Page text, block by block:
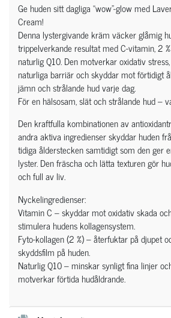
Ge huden sitt dagliga “wow”-glow med
Cream!
Denna lystergivande kräm väcker glåmig
trippelverkande resultat med C-vitamin, 2
naturlig Q10. Den motverkar oxidativ
naturliga barriär och skyddar mot förtidigt
jämn och strålande hud varje dag.
För en hälsosam, slät och strålande hud –
Den kraftfulla kombinationen av
andra aktiva ingredienser skyddar huden
tidiga ålderstecken samtidigt som den ger
lyster. Den fräscha och lätta texturen gör
och full av liv.
Nyckelingredienser:
Vitamin C – skyddar mot oxidativ skada
stimulera hudens kollagensystem.
Fyto-kollagen (2 %) – återfuktar på djupet
skyddsfilm på huden.
Naturlig Q10 – minskar synligt fina linjer
motverkar förtida hudåldrande.